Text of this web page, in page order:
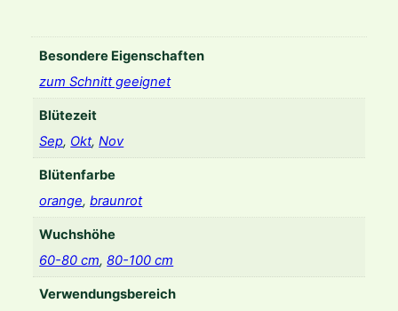
h
t
Besondere Eigenschaften
zum Schnitt geeignet
Blütezeit
Sep, Okt,Nov
Blütenfarbe
orange,braunrot
Wuchshöhe
60-80 cm,80-100 cm
Verwendungsbereich